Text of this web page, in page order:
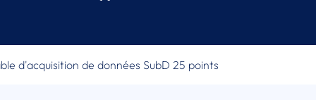
d'acquisition de données SubD 25 points